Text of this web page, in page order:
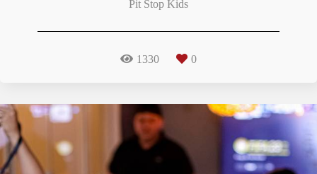
Pit Stop Kids
1330 0